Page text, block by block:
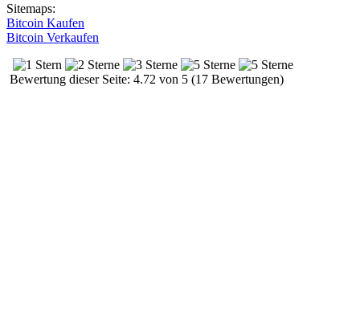
Sitemaps:
Bitcoin Kaufen
Bitcoin Verkaufen
Bewertung dieser Seite: 4.72 von 5 (17 Bewertungen)